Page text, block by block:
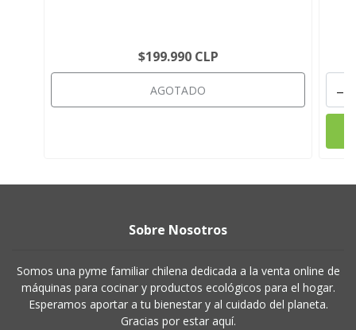
$199.990 CLP
AGOTADO -
Sobre Nosotros
Somos una pyme familiar chilena dedicada a la venta online de
máquinas para cocinar y productos ecológicos para el hogar.
Esperamos aportar a tu bienestar y al cuidado del planeta.
Gracias por estar aquí.